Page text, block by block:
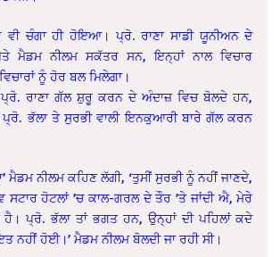
ਚੰਗਾ ਹੀ ਹੋਇਆ। ਪ੍ਰੋ. ਰਾਣਾ ਸਾਡੀ ਯੂਨੀਅਨ ਦੇ
ਮੈਡਮ ਨੀਲਮ ਸਕੱਤਰ ਸਨ, ਇਨ੍ਹਾਂ ਨਾਲ ਵਿਚਾਰ
ਨੂੰ ਹੋਰ ਬਲ ਮਿਲੇਗਾ।
ਪ੍ਰੋ. ਰਾਣਾ ਗੱਲ ਸ਼ੁਰੂ ਕਰਨ ਦੇ ਅੰਦਾਜ਼ ਵਿਚ ਬੋਲਦੇ ਹਨ,
ਪ੍ਰੋ. ਭੱਲਾ ਤੇ ਸੁਰਭੀ ਵਾਲੀ ਇਨਕੁਆਰੀ ਬਾਰੇ ਗੱਲ ਕਰਨ
ਮੈਡਮ ਨੀਲਮ ਕਹਿਣ ਲੱਗੀ, ‘ਤੁਸੀਂ ਸੁਰਭੀ ਨੂੰ ਨਹੀਂ ਜਾਣਦੇ,
ਹੋਟਲਾਂ ’ਚ ਕਾਲ-ਗਰਲ ਦੇ ਤੌਰ ’ਤੇ ਜਾਂਦੀ ਐ, ਮੇਰੇ
ਪ੍ਰੋ. ਭੱਲਾ ਤਾਂ ਭਗਤ ਹਨ, ਉਨ੍ਹਾਂ ਦੀ ਪਹਿਲਾਂ ਕਦੇ
ਨਹੀਂ ਹੋਈ।’ ਮੈਡਮ ਨੀਲਮ ਬੋਲਦੀ ਜਾ ਰਹੀ ਸੀ।